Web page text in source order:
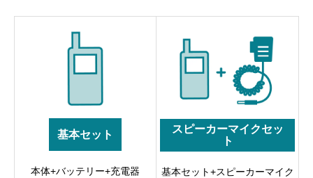
基本セット
本体+バッテリー+充電器
スピーカーマイクセッ
ト
基本セット+スピーカーマイク